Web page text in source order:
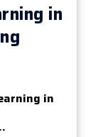
in
in